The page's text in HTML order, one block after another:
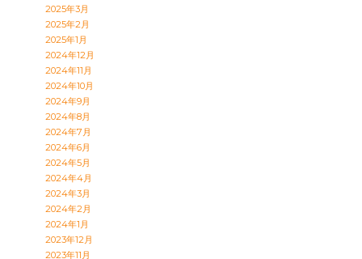
2025年3月
2025年2月
2025年1月
2024年12月
2024年11月
2024年10月
2024年9月
2024年8月
2024年7月
2024年6月
2024年5月
2024年4月
2024年3月
2024年2月
2024年1月
2023年12月
2023年11月